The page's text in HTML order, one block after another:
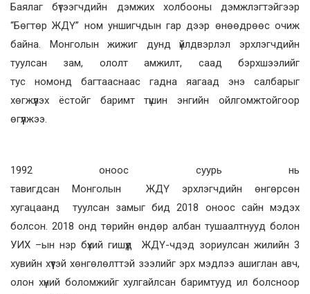
Баялаг бүтээгчдийн дэмжих холбооны дэмжлэгтэйгээр
“Бөгтөр ЖДҮ” ном уншигчдын гар дээр өнөөдрөөс очиж
байна. Монголын жижиг дунд үйлдвэрлэл эрхлэгчдийн
туулсан зам, ололт амжилт, саад бэрхшээлийг
тус номонд багтааснаас гадна яагаад энэ салбарыг
хөгжүүлэх ёстойг баримт түшин энгийн ойлгомжтойгоор
өгүүлжээ.
1992 оноос суурь нь
тавигдсан Монголын ЖДҮ эрхлэгчдийн өнгөрсөн
хугацаанд туулсан замыг бид 2018 оноос сайн мэдэх
болсон. 2018 онд төрийн өндөр албан тушаалтнууд болон
УИХ –ын нэр бүхий гишүүд ЖДҮ-чдэд зориулсан жилийн 3
хувийн хүүтэй хөнгөлөлттэй зээлийг эрх мэдлээ ашиглан авч,
олон хүний боломжийг хулгайлсан баримтууд ил болсноор